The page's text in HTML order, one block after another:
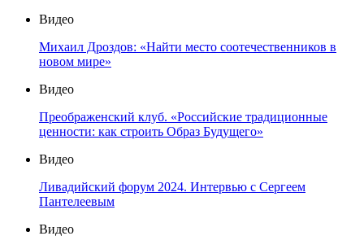
Видео
Михаил Дроздов: «Найти место соотечественников в
новом мире»
Видео
Преображенский клуб. «Российские традиционные
ценности: как строить Образ Будущего»
Видео
Ливадийский форум 2024. Интервью с Сергеем
Пантелеевым
Видео